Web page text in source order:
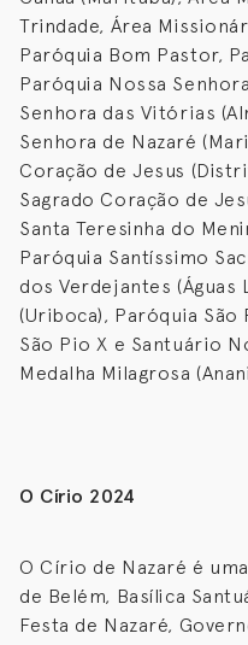
Trindade, Área
Paróquia Bom Pastor,
Paróquia Nossa
Senhora das Vitórias
Senhora de Nazaré
Coração de Jesus
Sagrado Coração de
Santa Teresinha do
Paróquia Santíssimo
dos Verdejantes (Águas
(Uriboca), Paróquia
São Pio X e Santuário
Medalha Milagrosa
O Círio 2024
O Círio de Nazaré é
de Belém, Basílica
Festa de Nazaré,